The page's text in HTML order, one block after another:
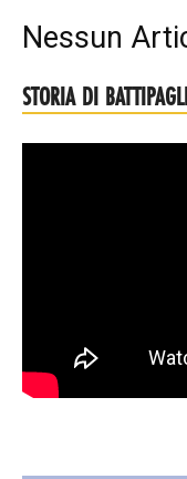
Nessun
STORIA DI